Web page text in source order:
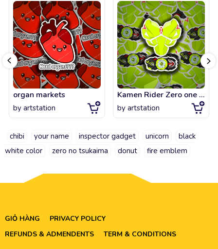
organ markets
by artstation
Kamen Rider Zero one suit tshirt
by artstation
chibi your name inspector gadget unicorn
black
white color
zero no tsukaima donut fire emblem
GIỎ HÀNG
PRIVACY POLICY
REFUNDS & ADMENDENTS
TERM & CONDITIONS